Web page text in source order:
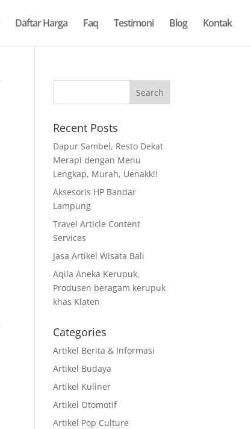
Daftar Harga Faq Testimoni Blog Kontak
Recent Posts
Dapur Sambel, Resto Dekat
Merapi dengan Menu
Lengkap, Murah, Uenakk!!
Aksesoris HP Bandar
Lampung
Travel Article Content
Services
Jasa Artikel Wisata Bali
Aqila Aneka Kerupuk,
Produsen beragam kerupuk
khas Klaten
Categories
Artikel Berita & Informasi
Artikel Budaya
Artikel Kuliner
Artikel Otomotif
Artikel Pop Culture